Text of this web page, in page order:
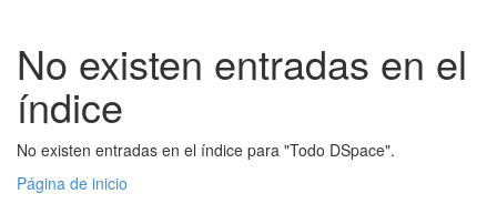
No existen entradas en el
índice
No existen entradas en el índice para "Todo DSpace".
Página de inicio